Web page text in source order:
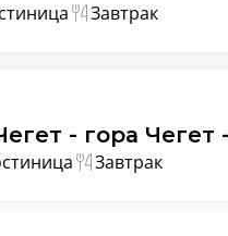
Завтрак
- гора Чегет
Завтрак